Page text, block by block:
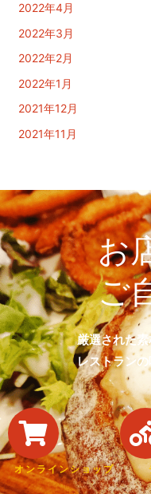
2022年4月
2022年3月
2022年2月
2022年1月
2021年12月
2021年11月
お
ご
厳選された
レストラン
オンラインショップ